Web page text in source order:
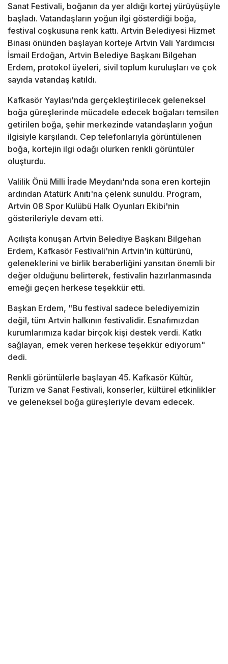
Sanat Festivali, boğanın da yer aldığı kortej yürüyüşüyle
başladı. Vatandaşların yoğun ilgi gösterdiği boğa,
festival coşkusuna renk kattı. Artvin Belediyesi Hizmet
Binası önünden başlayan korteje Artvin Vali Yardımcısı
İsmail Erdoğan, Artvin Belediye Başkanı Bilgehan
Erdem, protokol üyeleri, sivil toplum kuruluşları ve çok
sayıda vatandaş katıldı.
Kafkasör Yaylası'nda gerçekleştirilecek geleneksel
boğa güreşlerinde mücadele edecek boğaları temsilen
getirilen boğa, şehir merkezinde vatandaşların yoğun
ilgisiyle karşılandı. Cep telefonlarıyla görüntülenen
boğa, kortejin ilgi odağı olurken renkli görüntüler
oluşturdu.
Valilik Önü Milli İrade Meydanı'nda sona eren kortejin
ardından Atatürk Anıtı'na çelenk sunuldu. Program,
Artvin 08 Spor Kulübü Halk Oyunları Ekibi'nin
gösterileriyle devam etti.
Açılışta konuşan Artvin Belediye Başkanı Bilgehan
Erdem, Kafkasör Festivali'nin Artvin'in kültürünü,
geleneklerini ve birlik beraberliğini yansıtan önemli bir
değer olduğunu belirterek, festivalin hazırlanmasında
emeği geçen herkese teşekkür etti.
Başkan Erdem, "Bu festival sadece belediyemizin
değil, tüm Artvin halkının festivalidir. Esnafımızdan
kurumlarımıza kadar birçok kişi destek verdi. Katkı
sağlayan, emek veren herkese teşekkür ediyorum"
dedi.
Renkli görüntülerle başlayan 45. Kafkasör Kültür,
Turizm ve Sanat Festivali, konserler, kültürel etkinlikler
ve geleneksel boğa güreşleriyle devam edecek.